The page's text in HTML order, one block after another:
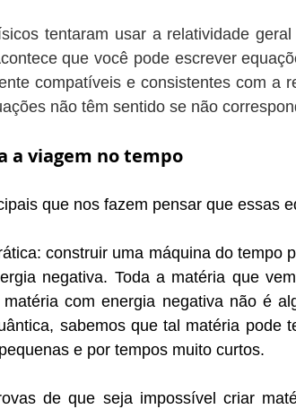
tentaram usar a relatividade
que você pode escrever
compatíveis e consistentes com a
não têm sentido se não
a viagem no tempo
que nos fazem pensar que essas
construir uma máquina do tempo
negativa. Toda a matéria que
com energia negativa não é
sabemos que tal matéria pode
e por tempos muito curtos.
de que seja impossível criar